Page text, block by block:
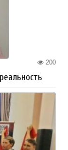
200